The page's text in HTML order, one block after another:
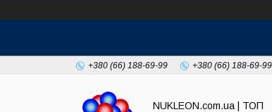
+380 (66) 188-69-99 +380 (66) 188-69-99
NUKLEON.com.ua | ТОП